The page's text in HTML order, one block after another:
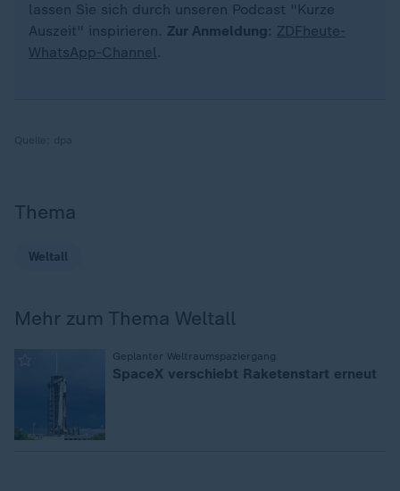
lassen Sie sich durch unseren Podcast "Kurze
Auszeit" inspirieren. Zur Anmeldung : ZDFheute-
WhatsApp-Channel.
Thema
Weltall
Mehr zum Thema Weltall
Geplanter Weltraumspaziergang
SpaceX verschiebt Raketenstart erneut